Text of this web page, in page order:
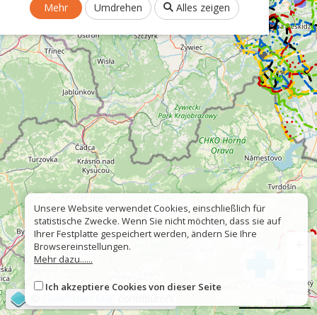
Mehr Umdrehen Alles zeigen
Unsere Website verwendet Cookies, einschließlich für
statistische Zwecke. Wenn Sie nicht möchten, dass sie auf
Ihrer Festplatte gespeichert werden, ändern Sie Ihre
Browsereinstellungen.
Mehr dazu......
Ich akzeptiere Cookies von dieser Seite